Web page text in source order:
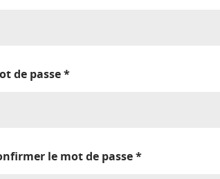
de passe*
le mot de passe*